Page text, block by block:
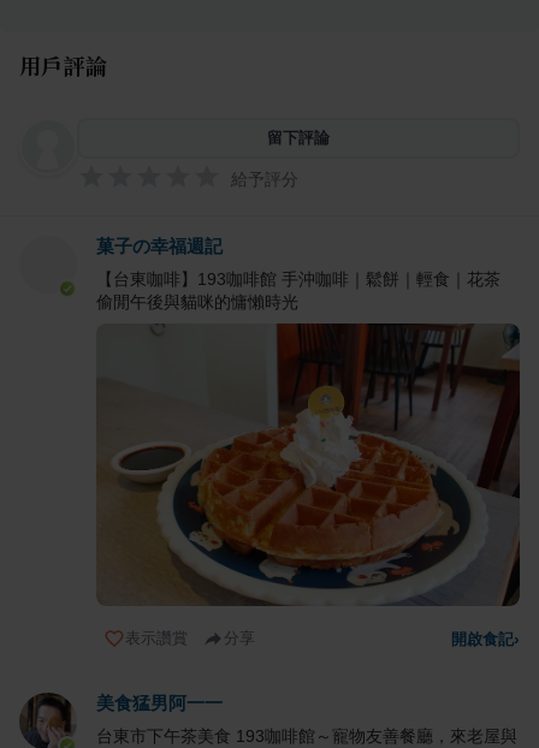
用戶評論
留下評論
給予評分
菓子の幸福週記
【台東咖啡】193咖啡館 手沖咖啡｜鬆餅｜輕食｜花茶
偷閒午後與貓咪的慵懶時光
表示讚賞 分享 開啟食記›
美食猛男阿一一
台東市下午茶美食 193咖啡館～寵物友善餐廳，來老屋與